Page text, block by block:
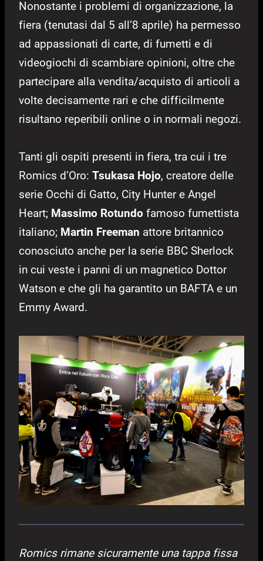
Nonostante i problemi di organizzazione, la
fiera (tenutasi dal 5 all’8 aprile) ha permesso
ad appassionati di carte, di fumetti e di
videogiochi di scambiare opinioni, oltre che
partecipare alla vendita/acquisto di articoli a
volte decisamente rari e che difficilmente
risultano reperibili online o in normali negozi.
Tanti gli ospiti presenti in fiera, tra cui i tre
Romics d’Oro: Tsukasa Hojo, creatore delle
serie Occhi di Gatto, City Hunter e Angel
Heart; Massimo Rotundo famoso fumettista
italiano; Martin Freeman attore britannico
conosciuto anche per la serie BBC Sherlock
in cui veste i panni di un magnetico Dottor
Watson e che gli ha garantito un BAFTA e un
Emmy Award.
Romics rimane sicuramente una tappa fissa